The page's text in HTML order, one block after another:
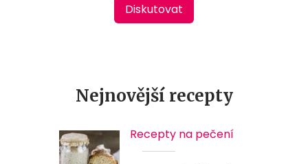
Diskutovat
Nejnovější recepty
Recepty na pečení